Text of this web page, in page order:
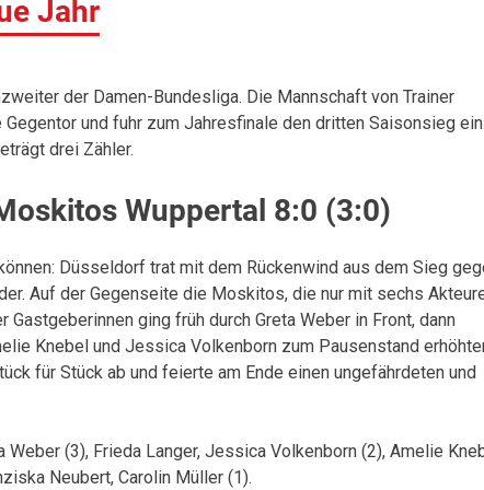
Jahr
der Damen-Bundesliga. Die Mannschaft von Trainer
und fuhr zum Jahresfinale den dritten Saisonsieg ein.
drei Zähler.
Wuppertal 8:0 (3:0)
Düsseldorf trat mit dem Rückenwind aus dem Sieg
Auf der Gegenseite die Moskitos, die nur mit sechs
ging früh durch Greta Weber in Front, dann
Knebel und Jessica Volkenborn zum Pausenstand
für Stück ab und feierte am Ende einen ungefährdeten und
(3), Frieda Langer, Jessica Volkenborn (2), Amelie
Neubert, Carolin Müller (1).